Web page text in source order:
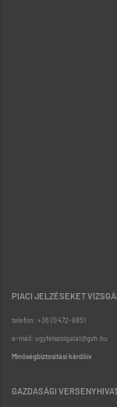
PIACI JELZÉSEKET
telefon: +36 (1) 472-8851
e-mail: ugyfelszolgalat@gvh.hu
Minőségbiztosítási kérdőív
GAZDASÁGI